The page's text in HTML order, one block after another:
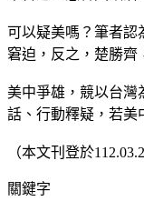
可以疑美嗎？筆者認
窘迫，反之，楚勝齊
美中爭雄，競以台灣
話、行動釋疑，若美
（本文刊登於
關鍵字